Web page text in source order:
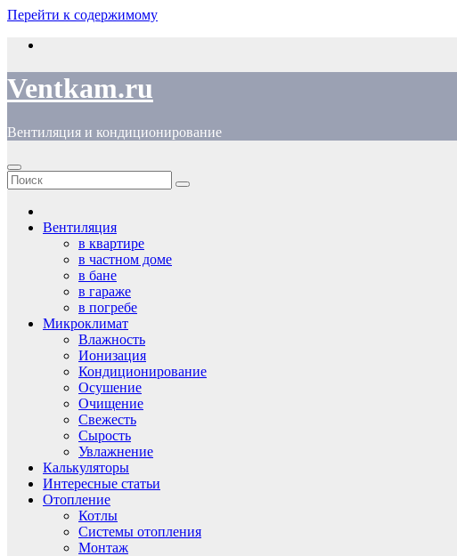
Перейти к содержимому
Ventkam.ru
Вентиляция и кондиционирование
Вентиляция
в квартире
в частном доме
в бане
в гараже
в погребе
Микроклимат
Влажность
Ионизация
Кондиционирование
Осушение
Очищение
Свежесть
Сырость
Увлажнение
Калькуляторы
Интересные статьи
Отопление
Котлы
Системы отопления
Монтаж